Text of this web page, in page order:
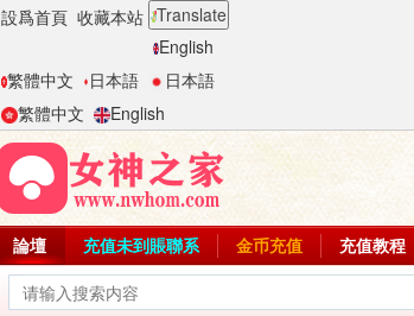
設爲首頁 收藏本站 Translate
English
繁體中文
日本語
日本語
繁體中文
English
論壇 充值未到賬聯系 金币充值 充值教程